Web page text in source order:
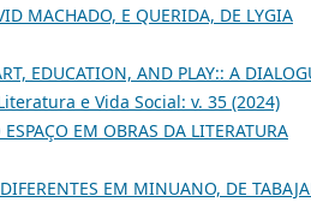
MACHADO, E QUERIDA, DE LYGIA
EDUCATION, AND PLAY:: A
e Vida Social: v. 35 (2024)
EM OBRAS DA LITERATURA
EM MINUANO, DE